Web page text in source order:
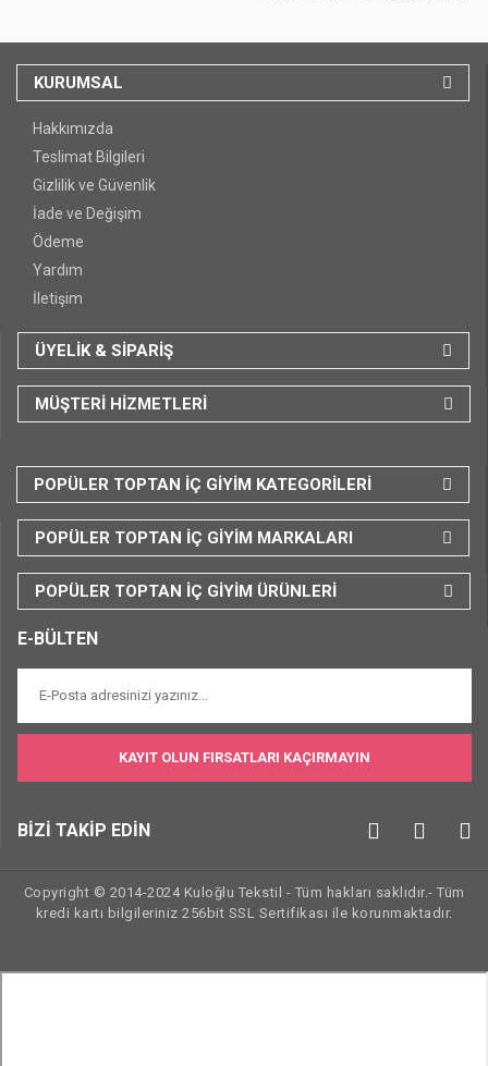
KURUMSAL
Hakkımızda
Teslimat Bilgileri
Gizlilik ve Güvenlik
İade ve Değişim
Ödeme
Yardım
İletişim
ÜYELİK & SİPARİŞ
MÜŞTERİ HİZMETLERİ
POPÜLER TOPTAN İÇ GİYİM KATEGORİLERİ
POPÜLER TOPTAN İÇ GİYİM MARKALARI
POPÜLER TOPTAN İÇ GİYİM ÜRÜNLERİ
E-BÜLTEN
KAYIT OLUN FIRSATLARI KAÇIRMAYIN
BİZİ TAKİP EDİN
Copyright © 2014-2024 Kuloğlu Tekstil - Tüm hakları saklıdır.- Tüm
kredi kartı bilgileriniz 256bit SSL Sertifikası ile korunmaktadır.